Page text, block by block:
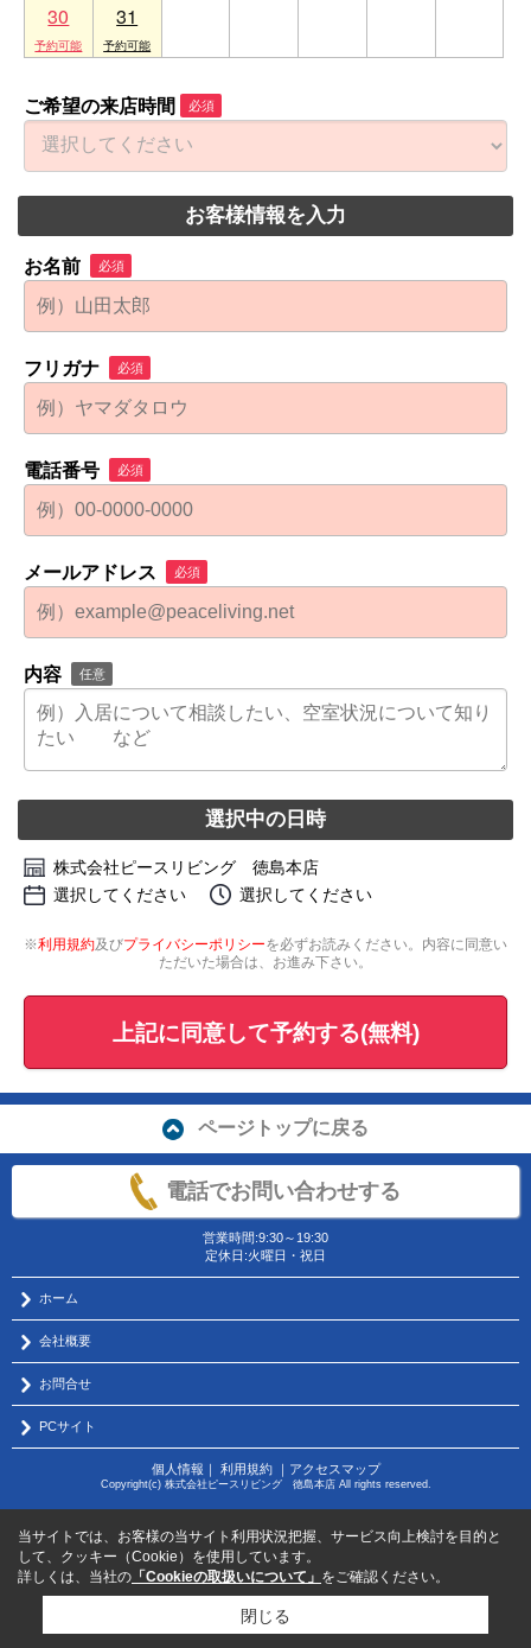
30 31
ご希望の来店時間 必須
お客様情報を入力
お名前 必須
フリガナ 必須
電話番号 必須
メールアドレス 必須
内容 任意
選択中の日時
株式会社ピースリビング 徳島本店
選択してください
選択してください
※利用規約及びプライバシーポリシーを必ずお読みください。内容に同意い
ただいた場合は、お進み下さい。
上記に同意して予約する(無料)
ページトップに戻る
電話でお問い合わせする
営業時間:9:30～19:30
定休日:火曜日・祝日
ホーム
会社概要
お問合せ
PCサイト
個人情報 ｜ 利用規約｜ アクセスマップ
Copyright(c) 株式会社ピースリビング 徳島本店 All rights reserved.
当サイトでは、お客様の当サイト利用状況把握、サービス向上検討を目的と
して、クッキー（Cookie）を使用しています。
詳しくは、当社の 「Cookieの取扱いについて」 をご確認ください。
閉じる